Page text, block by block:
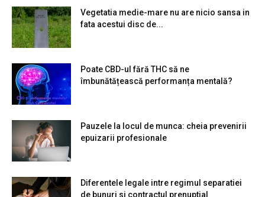
Vegetatia medie-mare nu are nicio sansa in
fata acestui disc de...
Poate CBD-ul fără THC să ne
îmbunătățească performanța mentală?
Pauzele la locul de munca: cheia prevenirii
epuizarii profesionale
Diferentele legale intre regimul separatiei
de bunuri si contractul prenuptial